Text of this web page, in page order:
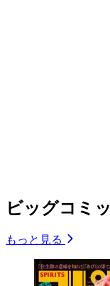
ビッグコミ
もっと見る